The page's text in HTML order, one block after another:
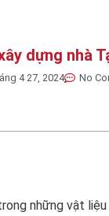
dựng nhà
4 27, 2024 No
những vật